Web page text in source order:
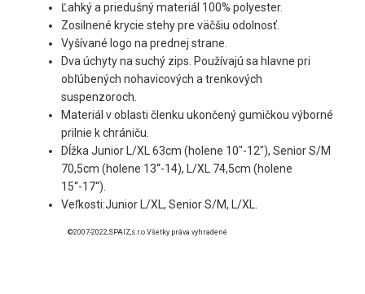
Ľahký a priedušný materiál 100% polyester.
Zosilnené krycie stehy pre väčšiu odolnosť.
Vyšívané logo na prednej strane.
Dva úchyty na suchý zips. Používajú sa hlavne pri
obľúbených nohavicových a trenkových
suspenzoroch.
Materiál v oblasti členku ukončený gumičkou výborné
prilnie k chrániču.
Dĺžka Junior L/XL 63cm (holene 10"-12"), Senior S/M
70,5cm (holene 13“-14), L/XL 74,5cm (holene
15“-17“).
Veľkosti:Junior L/XL, Senior S/M, L/XL.
©2007-2022,SPAIZ,s.r.o.Všetky práva vyhradené